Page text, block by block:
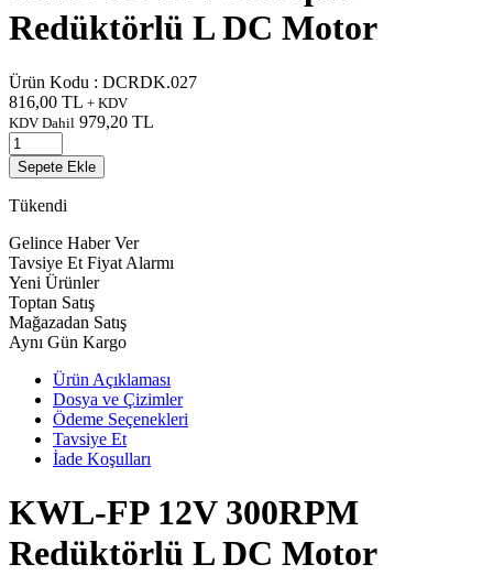
Redüktörlü L DC Motor
Ürün Kodu : DCRDK.027
816,00 TL + KDV
KDV Dahil 979,20 TL
Sepete Ekle
Tükendi
Gelince Haber Ver
Tavsiye Et Fiyat Alarmı
Yeni Ürünler
Toptan Satış
Mağazadan Satış
Aynı Gün Kargo
Ürün Açıklaması
Dosya ve Çizimler
Ödeme Seçenekleri
Tavsiye Et
İade Koşulları
KWL-FP 12V 300RPM
Redüktörlü L DC Motor